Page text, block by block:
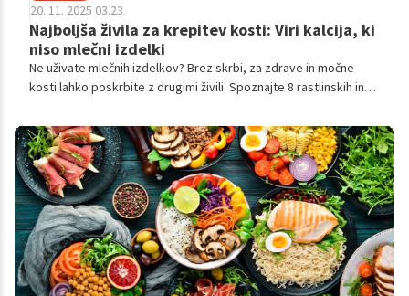
20. 11. 2025 03.23
Najboljša živila za krepitev kosti: Viri kalcija, ki
niso mlečni izdelki
Ne uživate mlečnih izdelkov? Brez skrbi, za zdrave in močne
kosti lahko poskrbite z drugimi živili. Spoznajte 8 rastlinskih in
potrebne hranilne snovi za preprečevanje bolezni kosti.